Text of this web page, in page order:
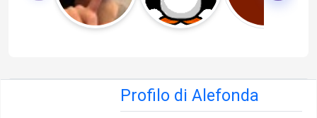
Profilo di Alefonda